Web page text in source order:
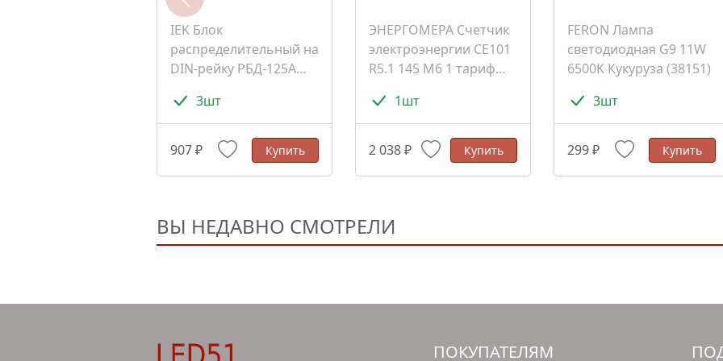
IEK Блок
распределительный на
DIN-рейку РБД-125А
3шт
907 ₽ Купить
ЭНЕРГОМЕРА Счетчик
электроэнергии СЕ101
R5.1 145 M6 1 тариф
(101001003011067)
1шт
2 038 ₽ Купить
FERON Лампа
светодиодная G9 11W
6500K Кукуруза (38151)
3шт
299 ₽ Купить
ВЫ НЕДАВНО СМОТРЕЛИ
ПОКУПАТЕЛЯМ